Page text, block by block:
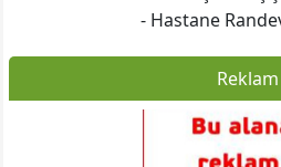
- Hastane
Reklam